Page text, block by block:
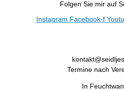
Folgen Sie mir auf
Instagram Facebook-f
Termine nach
In